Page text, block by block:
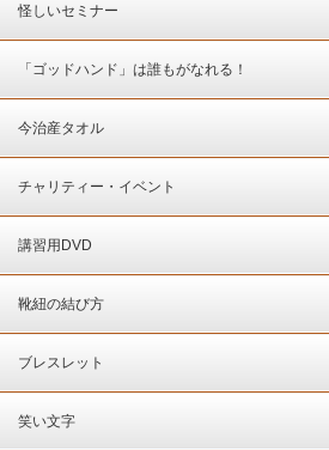
怪しいセミナー
「ゴッドハンド」は誰もがなれる！
今治産タオル
チャリティー・イベント
講習用DVD
靴紐の結び方
ブレスレット
笑い文字